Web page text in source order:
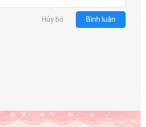
Hủy bỏ Bình luận